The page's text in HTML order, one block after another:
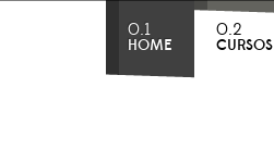
0.1
HOME
0.2
CURSOS